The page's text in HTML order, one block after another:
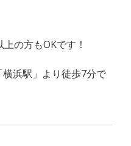
の方もOKです！
浜駅」より徒歩7分で